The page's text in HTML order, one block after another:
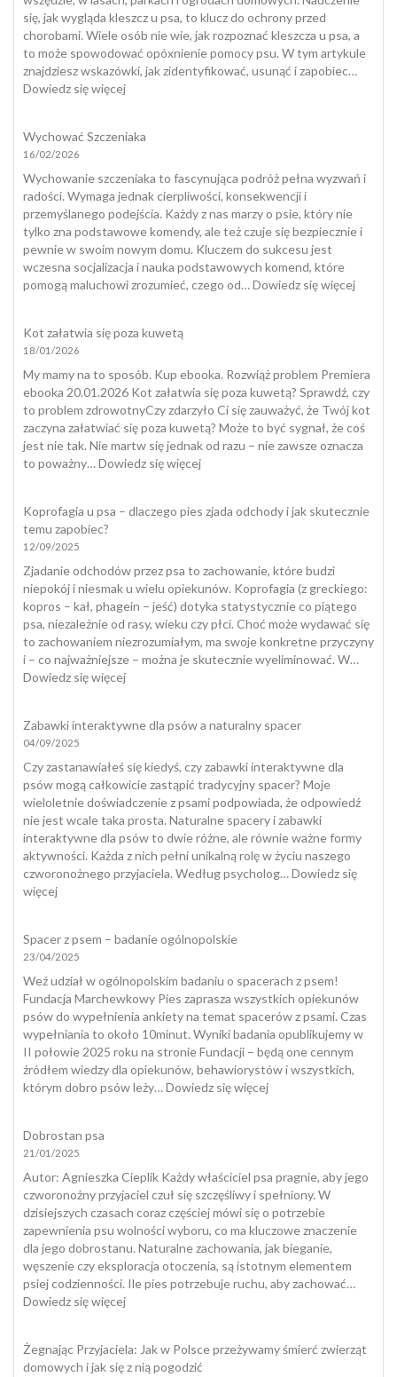
do
się, jak wygląda kleszcz u psa, to klucz do ochrony przed
chorobami. Wiele osób nie wie, jak rozpoznać kleszcza u psa, a
to może spowodować opóxnienie pomocy psu. W tym artykule
znajdziesz wskazówki, jak zidentyfikować, usunąć i zapobiec…
Dowiedz się więcej:
kleszcz
psa?
Wychować Szczeniaka
16/02/2026
Wychowanie szczeniaka to fascynująca podróż pełna wyzwań i
radości. Wymaga jednak cierpliwości, konsekwencji i
przemyślanego podejścia. Każdy z nas marzy o psie, który nie
tylko zna podstawowe komendy, ale też czuje się bezpiecznie i
pewnie w swoim nowym domu. Kluczem do sukcesu jest
wczesna socjalizacja i nauka podstawowych komend, które
pomogą maluchowi zrozumieć, czego od…Dowiedz się więcej:
Kot załatwia się poza kuwetą
18/01/2026
My mamy na to sposób. Kup ebooka. Rozwiąż problem Premiera
ebooka 20.01.2026 Kot załatwia się poza kuwetą? Sprawdź, czy
to problem zdrowotnyCzy zdarzyło Ci się zauważyć, że Twój kot
zaczyna załatwiać się poza kuwetą? Może to być sygnał, że coś
jest nie tak. Nie martw się jednak od razu – nie zawsze oznacza
to poważny…Dowiedz się więcej:
się
Koprofagia u psa – dlaczego pies zjada odchody i jak skutecznie
temu zapobiec?
12/09/2025
Zjadanie odchodów przez psa to zachowanie, które budzi
niepokój i niesmak u wielu opiekunów. Koprofagia (z greckiego:
kopros – kał, phagein – jeść) dotyka statystycznie co piątego
psa, niezależnie od rasy, wieku czy płci. Choć może wydawać się
to zachowaniem niezrozumiałym, ma swoje konkretne przyczyny
i – co najważniejsze – można je skutecznie wyeliminować. W…
Dowiedz się więcej:
psa
dlaczego
pies
zjada
odchody
i
jak
skutecznie
Zabawki interaktywne dla psów a naturalny spacer
04/09/2025
Czy zastanawiałeś się kiedyś, czy zabawki interaktywne dla
psów mogą całkowicie zastąpić tradycyjny spacer? Moje
wieloletnie doświadczenie z psami podpowiada, że odpowiedź
nie jest wcale taka prosta. Naturalne spacery i zabawki
interaktywne dla psów to dwie różne, ale równie ważne formy
aktywności. Każda z nich pełni unikalną rolę w życiu naszego
czworonożnego przyjaciela. Według psycholog…Dowiedz się
więcej:
dla
psów
a
naturalny
spacer
Spacer z psem – badanie ogólnopolskie
23/04/2025
Weź udział w ogólnopolskim badaniu o spacerach z psem!
Fundacja Marchewkowy Pies zaprasza wszystkich opiekunów
psów do wypełnienia ankiety na temat spacerów z psami. Czas
wypełniania to około 10minut. Wyniki badania opublikujemy w
II połowie 2025 roku na stronie Fundacji – będą one cennym
źródłem wiedzy dla opiekunów, behawiorystów i wszystkich,
którym dobro psów leży…Dowiedz się więcej:
badanie
ogólnopolskie
Dobrostan psa
21/01/2025
​Autor: Agnieszka Cieplik Każdy właściciel psa pragnie, aby jego
czworonożny przyjaciel czuł się szczęśliwy i spełniony. W
dzisiejszych czasach coraz częściej mówi się o potrzebie
zapewnienia psu wolności wyboru, co ma kluczowe znaczenie
dla jego dobrostanu. Naturalne zachowania, jak bieganie,
węszenie czy eksploracja otoczenia, są istotnym elementem
psiej codzienności. Ile pies potrzebuje ruchu, aby zachować…
Dowiedz się więcej:
Żegnając Przyjaciela: Jak w Polsce przeżywamy śmierć zwierząt
domowych i jak się z nią pogodzić